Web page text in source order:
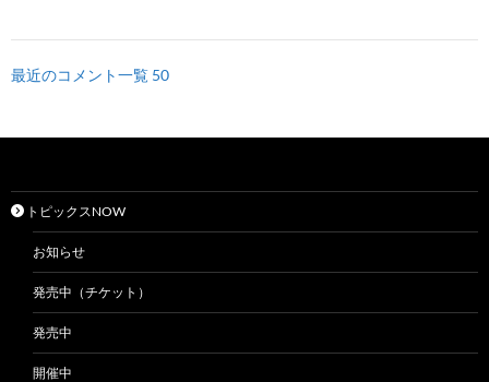
最近のコメント一覧 50
トピックスNOW
お知らせ
発売中（チケット）
発売中
開催中